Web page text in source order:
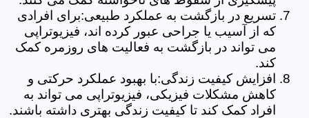
تسریع در بازگشت به عملکرد طبیعی:برای افرادی
که از آسیب یا جراحی عبور کرده اند، فیزیوتراپی
می تواند در بازگشت به فعالیت های روزمره کمک
کند.
افزایش کیفیت زندگی:با بهبود عملکرد حرکتی و
کاهش مشکلات فیزیکی، فیزیوتراپی می تواند به
افراد کمک کند تا کیفیت زندگی بهتری داشته باشند.